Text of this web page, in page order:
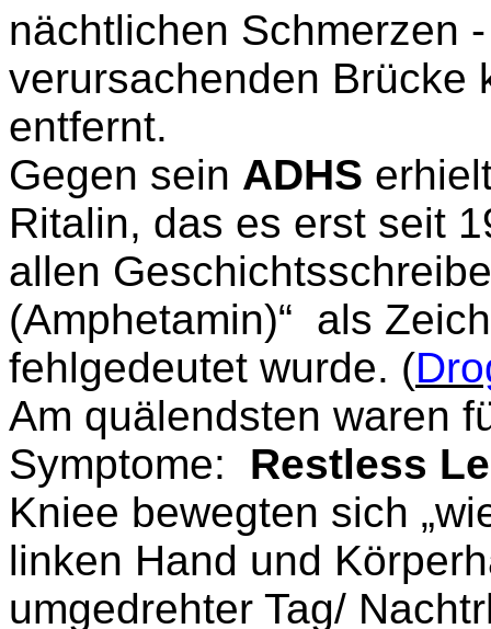
nächtlichen Schmerzen
verursachenden Brücke
entfernt.
Gegen sein ADHS
Ritalin, das es erst seit
allen
(Amphetamin)“ als
fehlgedeutet wurde. (
Am quälendsten waren
Symptome:
Restless
Kniee bewegten sich
linken Hand und
umgedrehter Tag/